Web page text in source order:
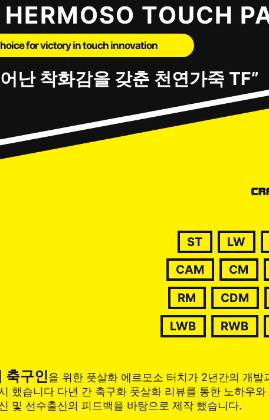
HERMOSO TOUCH
for victory in touch innovation
난 착화감을 갖춘 천연가죽 TF”
ST LW
CAM
CM
RM
CDM
LWB
RWB
축구인을 위한 풋살화 에르모소 터치가 2년간의 개발
했습니다 다년 간 축구화 풋살화 리뷰를 통한 노하우와
및 선수출신의 피드백을 바탕으로 제작 했습니다.